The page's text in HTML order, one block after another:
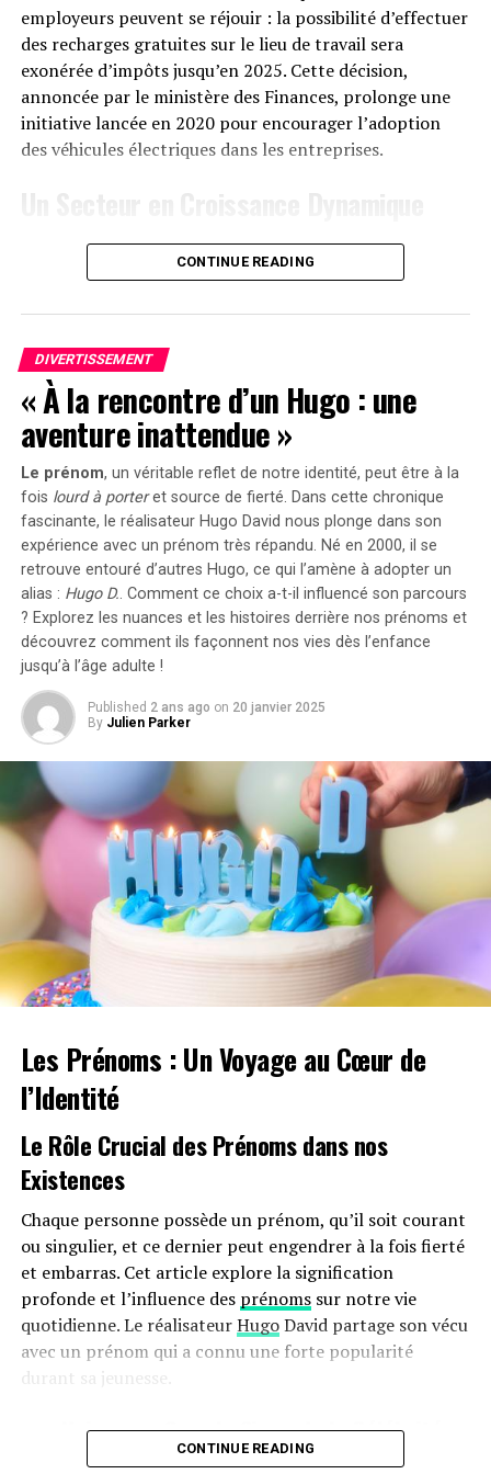
Le solarbank 2 AC est disponible sur le site officiel
d’Anker SOLIX ainsi que sur Amazon au prix standard de
1299 euros. Cependant, une offre promotionnelle
« early bird » sera active du20 janvier au 23 février
2025, permettant aux acheteurs intéressés d’acquérir
le Solarbank 2 AC représente une avancée significative
engagement envers la durabilité environnementale.
employeurs peuvent se réjouir : la possibilité d’effectuer
des recharges gratuites sur le lieu de travail sera
exonérée d’impôts jusqu’en 2025. Cette décision,
annoncée par le ministère des Finances, prolonge une
initiative lancée en 2020 pour encourager l’adoption
des véhicules électriques dans les entreprises.
Cette prolongation intervient à un moment clé, alors
que le marché des voitures électriques continue
En2023, les particuliers représentent désormais 84%
des acquisitions de véhicules électriques, contre
seulement 68% en 2018.
Concrètement,cette mesure permet aux sociétés
d’installer gratuitement des bornes de recharge pour
leurs employés sans impact fiscal. Les frais liés à
l’électricité pour ces recharges ne seront pas pris en
compte dans le calcul des avantages en nature. De plus,
un abattement de 50% sur ces avantages est maintenu
avec un plafond révisé à environ 2000 euros pour
l’année prochaine.
Accélération Vers une Mobilité Électrique
Cette initiative fait partie d’une stratégie globale visant
à promouvoir l’électrification du parc automobile
français. Cependant, les grandes entreprises
rencontrent encore des difficultés pour atteindre leurs
objectifs ; seulement 8% des nouveaux véhicules
immatriculés par ces entités étaient électriques en
2023. Ces incitations fiscales pourraient néanmoins
inciter davantage d’employeurs à franchir le
pas.Cependant, plusieurs défis demeurent concernant
les infrastructures nécessaires au chargement ainsi que
sur l’autonomie des véhicules et les perceptions parmi
bonus écologique pour les utilitaires et sa diminution
pour les particuliers pourraient freiner cet élan vers
une adoption plus large.
Avenir Prometteur Pour La Mobilité
Électrique
Malgré ces obstacles potentiels, il existe un optimisme
quant au futur de la mobilité électrique dans le milieu
professionnel. Les avancées technologiques continues
ainsi qu’un engagement croissant envers la durabilité
devraient continuer à favoriser cette tendance vers une
adoption accrue des véhicules écologiques.
jusqu’en 2025 et au-delà, le gouvernement délivre un
CONTINUE READING
DIVERTISSEMENT
« À la rencontre d’un Hugo : une
aventure inattendue »
Le prénom, un véritable reflet de notre identité, peut être à la
fois lourd à porteret source de fierté. Dans cette chronique
fascinante, le réalisateur Hugo David nous plonge dans son
expérience avec un prénom très répandu. Né en 2000, il se
retrouve entouré d’autres Hugo, ce qui l’amène à adopter un
alias : Hugo D.. Comment ce choix a-t-il influencé son parcours
? Explorez les nuances et les histoires derrière nos prénoms et
découvrez comment ils façonnent nos vies dès l’enfance
jusqu’à l’âge adulte !
Published 2 ans ago on 20 janvier 2025
By Julien Parker
Les Prénoms : Un Voyage au Cœur de
l’Identité
Le Rôle Crucial des Prénoms dans nos
Existences
Chaque personne possède un prénom, qu’il soit courant
ou singulier, et ce dernier peut engendrer à la fois fierté
et embarras. Cet article explore la signification
profonde et l’influence des prénomssur notre vie
quotidienne. Le réalisateurHugoDavid partage son vécu
avec un prénom qui a connu une forte popularité
durant sa jeunesse.
une Naissance Sous le Signe de la Célébrité
CONTINUE READING